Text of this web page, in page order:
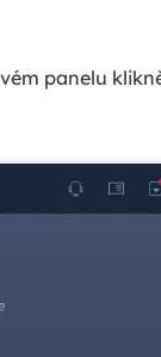
panelu